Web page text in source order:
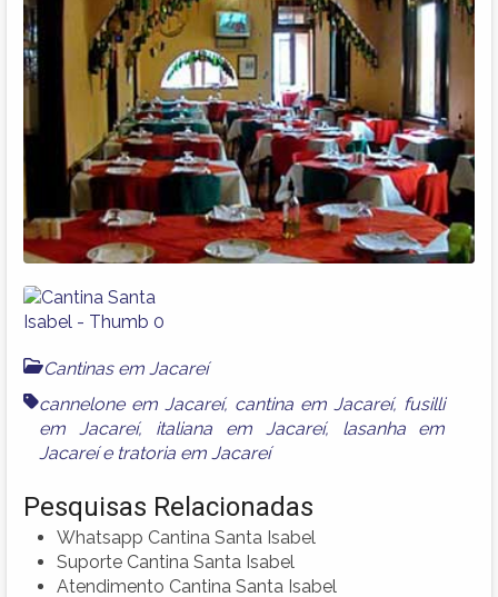
Cantinas em Jacareí
cannelone em Jacareí, cantina em Jacareí, fusilli
em Jacareí, italiana em Jacareí, lasanha em
Jacareíe tratoria em Jacareí
Pesquisas Relacionadas
Whatsapp Cantina Santa Isabel
Suporte Cantina Santa Isabel
Atendimento Cantina Santa Isabel